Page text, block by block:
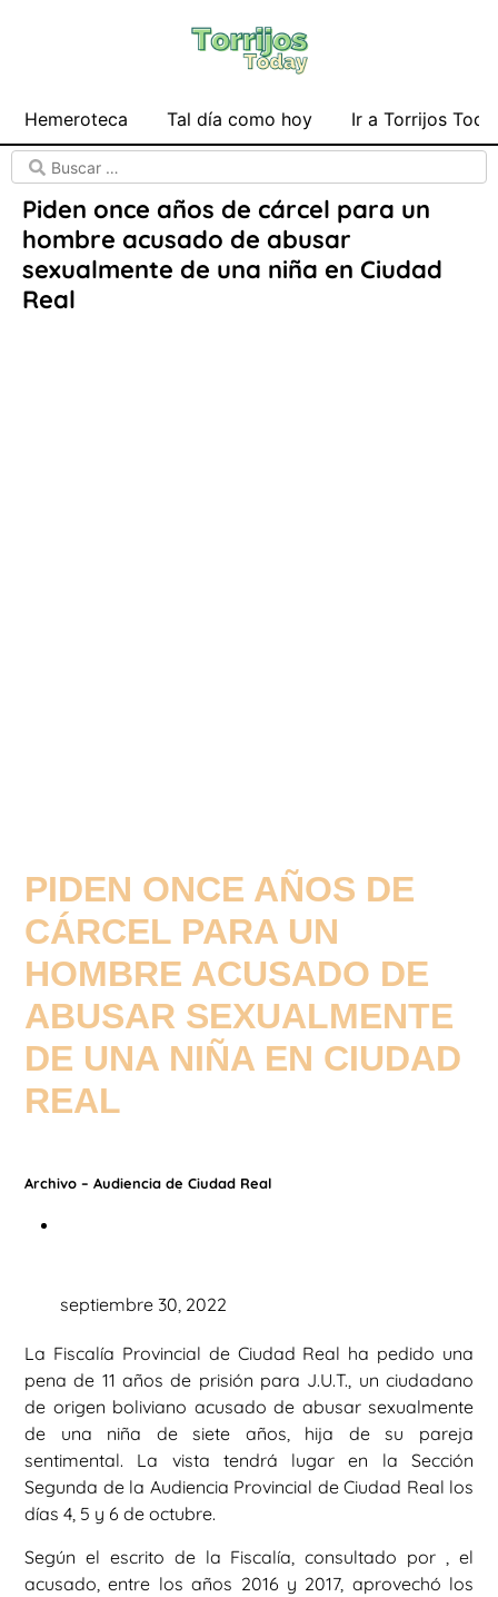
Hemeroteca Tal día como hoy Ir a Torrijos
Piden once años de cárcel para un
hombre acusado de abusar
sexualmente de una niña en Ciudad
Real
PIDEN ONCE AÑOS DE
CÁRCEL PARA UN
HOMBRE ACUSADO DE
ABUSAR SEXUALMENTE
DE UNA NIÑA EN CIUDAD
REAL
Archivo – Audiencia de Ciudad Real
septiembre 30, 2022
La Fiscalía Provincial de Ciudad Real ha pedido una
pena de 11 años de prisión para J.U.T., un ciudadano
de origen boliviano acusado de abusar sexualmente
de una niña de siete años, hija de su pareja
sentimental. La vista tendrá lugar en la Sección
Segunda de la Audiencia Provincial de Ciudad Real los
días 4, 5 y 6 de octubre.
Según el escrito de la Fiscalía, consultado por , el
acusado, entre los años 2016 y 2017, aprovechó los